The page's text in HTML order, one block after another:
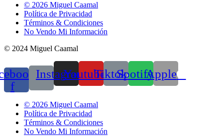
© 2026 Miguel Caamal
Política de Privacidad
Términos & Condiciones
No Vendo Mi Información
© 2024 Miguel Caamal
f
Instagram
YoutubeTiktokSpotifyApple
© 2026 Miguel Caamal
Política de Privacidad
Términos & Condiciones
No Vendo Mi Información